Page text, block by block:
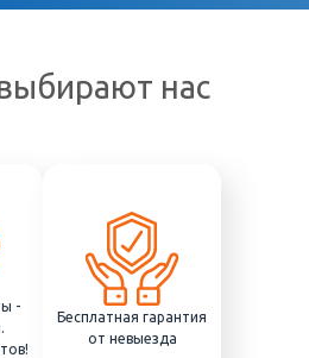
нас
-
Бесплатная гарантия
от невыезда